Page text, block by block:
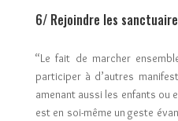
6/ Rejoindre les
“Le fait de marcher
participer à d’autres
amenant aussi les enfants ou
est en soi-même un geste